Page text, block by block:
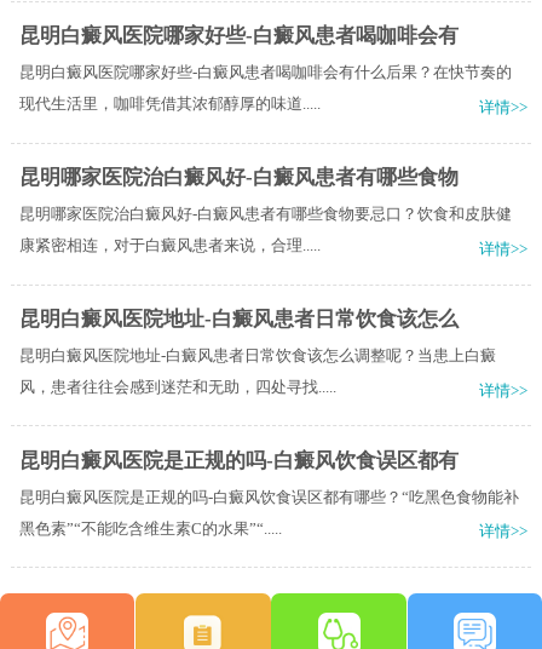
昆明白癜风医院哪家好些-白癜风患者喝咖啡会有
昆明白癜风医院哪家好些-白癜风患者喝咖啡会有什么后果？在快节奏的
现代生活里，咖啡凭借其浓郁醇厚的味道.....
详情>>
昆明哪家医院治白癜风好-白癜风患者有哪些食物
昆明哪家医院治白癜风好-白癜风患者有哪些食物要忌口？饮食和皮肤健
康紧密相连，对于白癜风患者来说，合理.....
详情>>
昆明白癜风医院地址-白癜风患者日常饮食该怎么
昆明白癜风医院地址-白癜风患者日常饮食该怎么调整呢？当患上白癜
风，患者往往会感到迷茫和无助，四处寻找.....
详情>>
昆明白癜风医院是正规的吗-白癜风饮食误区都有
昆明白癜风医院是正规的吗-白癜风饮食误区都有哪些？“吃黑色食物能补
黑色素”“不能吃含维生素C的水果”“.....
详情>>